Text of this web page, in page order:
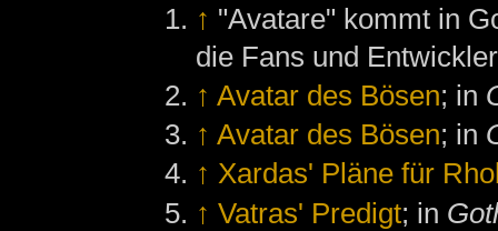
↑ "Avatare" kommt in
die Fans und
↑ Avatar des Bösen; in
↑ Avatar des Bösen; in
↑ Xardas' Pläne für
↑ Vatras' Predigt; in